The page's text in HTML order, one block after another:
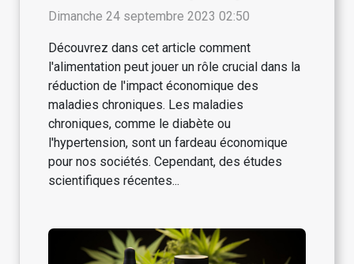
le réduire par l'alimentation ?
Dimanche 24 septembre 2023 02:50
Découvrez dans cet article comment
l'alimentation peut jouer un rôle crucial dans la
réduction de l'impact économique des
maladies chroniques. Les maladies
chroniques, comme le diabète ou
l'hypertension, sont un fardeau économique
pour nos sociétés. Cependant, des études
scientifiques récentes...